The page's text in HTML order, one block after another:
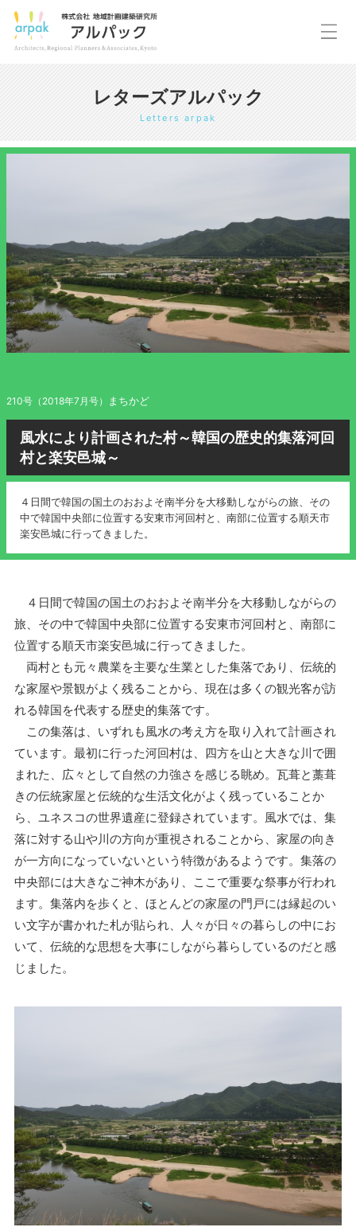
レターズアルパック
Letters arpak
210号（2018年7月号） まちかど
風水により計画された村～韓国の歴史的集落河回
村と楽安邑城～
４日間で韓国の国土のおおよそ南半分を大移動しながらの旅、その
中で韓国中央部に位置する安東市河回村と、南部に位置する順天市
楽安邑城に行ってきました。
４日間で韓国の国土のおおよそ南半分を大移動しながらの
旅、その中で韓国中央部に位置する安東市河回村と、南部に
位置する順天市楽安邑城に行ってきました。
両村とも元々農業を主要な生業とした集落であり、伝統的
な家屋や景観がよく残ることから、現在は多くの観光客が訪
れる韓国を代表する歴史的集落です。
この集落は、いずれも風水の考え方を取り入れて計画され
ています。最初に行った河回村は、四方を山と大きな川で囲
まれた、広々として自然の力強さを感じる眺め。瓦葺と藁葺
きの伝統家屋と伝統的な生活文化がよく残っていることか
ら、ユネスコの世界遺産に登録されています。風水では、集
落に対する山や川の方向が重視されることから、家屋の向き
が一方向になっていないという特徴があるようです。集落の
中央部には大きなご神木があり、ここで重要な祭事が行われ
ます。集落内を歩くと、ほとんどの家屋の門戸には縁起のい
い文字が書かれた札が貼られ、人々が日々の暮らしの中にお
いて、伝統的な思想を大事にしながら暮らしているのだと感
じました。